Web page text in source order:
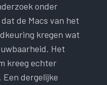
onder
de Macs van het
kregen wat
Het
kreeg echter
Een dergelijke